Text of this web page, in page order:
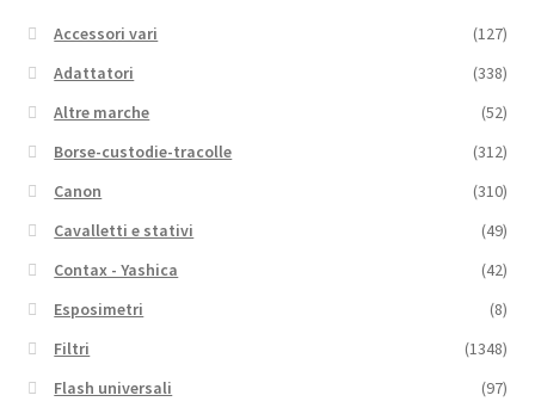
Accessori vari
(127)
Adattatori
(338)
Altre marche
(52)
Borse-custodie-tracolle
(312)
Canon
(310)
Cavalletti e stativi
(49)
Contax - Yashica
(42)
Esposimetri
(8)
Filtri
(1348)
Flash universali
(97)